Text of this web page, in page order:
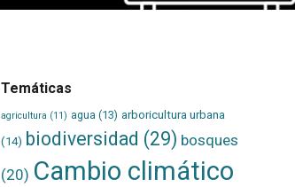
Temáticas
agricultura (11) agua (13) arboricultura urbana
(14) biodiversidad (29) bosques
(20) Cambio climático